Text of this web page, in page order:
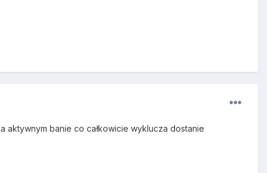
aktywnym banie co całkowicie wyklucza dostanie